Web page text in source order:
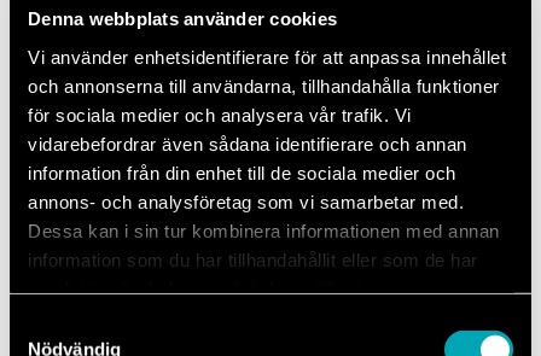
Denna webbplats använder cookies
Vi använder enhetsidentifierare för att anpassa innehållet
och annonserna till användarna, tillhandahålla funktioner
för sociala medier och analysera vår trafik. Vi
vidarebefordrar även sådana identifierare och annan
information från din enhet till de sociala medier och
annons- och analysföretag som vi samarbetar med.
Dessa kan i sin tur kombinera informationen med annan
information som du har tillhandahållit eller som de har
Nödvändig
Skicka